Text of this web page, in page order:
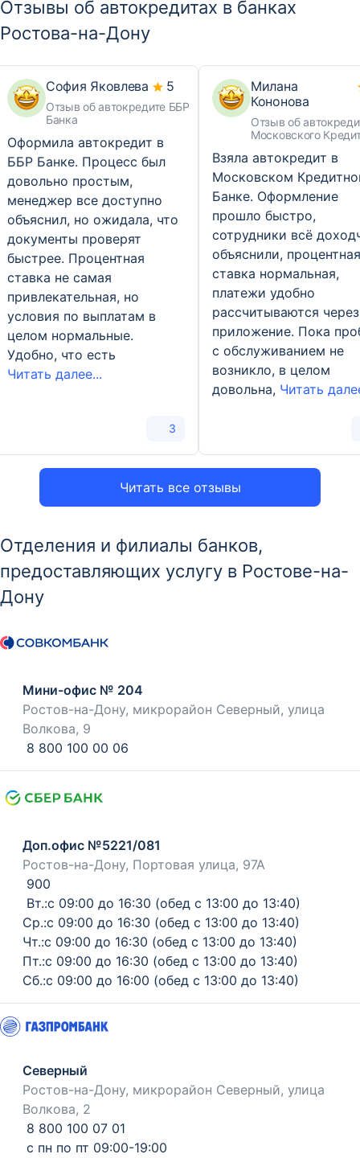
Отзывы об автокредитах в банках
Ростова-на-Дону
Читать все отзывы
София Яковлева
Отзыв об автокредите ББР
Банка
5
Оформила автокредит в
ББР Банке. Процесс был
довольно простым,
менеджер все доступно
объяснил, но ожидала, что
документы проверят
быстрее. Процентная
ставка не самая
привлекательная, но
условия по выплатам в
целом нормальные.
Удобно, что есть
Читать далее...
3
Милана
Кононова
Отзыв об
Московского
Взяла автокредит в
Московском
Банке. Оформление
прошло быстро,
сотрудники всё
объяснили, процентная
ставка нормальная,
платежи удобно
рассчитываются через
приложение. Пока
с обслуживанием не
возникло, в целом
довольна, Читать
Отделения и филиалы банков,
предоставляющих услугу в Ростове-на-
Дону
Мини-офис № 204
Ростов-на-Дону, микрорайон Северный, улица
Волкова, 9
8 800 100 00 06
Доп.офис №5221/081
Ростов-на-Дону, Портовая улица, 97А
900
Вт.:с 09:00 до 16:30 (обед с 13:00 до 13:40)
Ср.:с 09:00 до 16:30 (обед с 13:00 до 13:40)
Чт.:с 09:00 до 16:30 (обед с 13:00 до 13:40)
Пт.:с 09:00 до 16:30 (обед с 13:00 до 13:40)
Сб.:с 09:00 до 16:00 (обед с 13:00 до 13:40)
Северный
Ростов-на-Дону, микрорайон Северный, улица
Волкова, 2
8 800 100 07 01
с пн по пт 09:00-19:00